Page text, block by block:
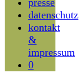
presse
datenschutz
kontakt
&
impressum
0